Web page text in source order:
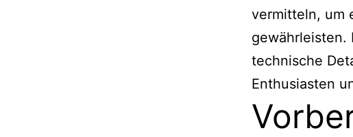
vermitteln, um
gewährleisten.
technische
Enthusiasten